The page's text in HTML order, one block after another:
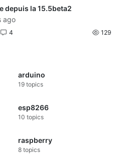
depuis la 15.5beta2
ago
4 129
arduino
19 topics
esp8266
10 topics
raspberry
8 topics